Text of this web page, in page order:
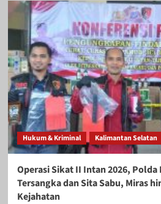
Hukum & Kriminal Kalimantan Selatan
Operasi Sikat II Intan 2026, Polda
Tersangka dan Sita Sabu, Miras
Kejahatan